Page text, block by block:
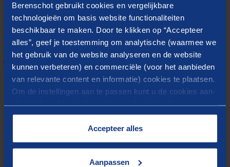
Berenschot gebruikt cookies en vergelijkbare
technologieën om basis website functionaliteiten
beschikbaar te maken. Door te klikken op “Accepteer
alles”, geef je toestemming om analytische (waarmee we
het gebruik van de website analyseren en de website
kunnen verbeteren) en commerciële (voor het aanbieden
van relevante content en informatie) cookies te plaatsen.
Om de instellingen aan te passen kunt u de cookies aan-
cookies op onze website treft u in onze
Accepteer alles
Aanpassen
(nog) niet op één lijn zitten - opdrachten die vragen
om scherpe kwantitatieve en kwalitatieve analyses en
duidelijke stellingnames. Ik stel me nadrukkelijk op
als betrokken buitenstaander, nuchter en met oog
voor de context van de opdracht.
Ik werk graag voor opdrachtgevers in de sectoren
kunst en cultuur, en dan met name voor musea.
Gerelateerde inzichten